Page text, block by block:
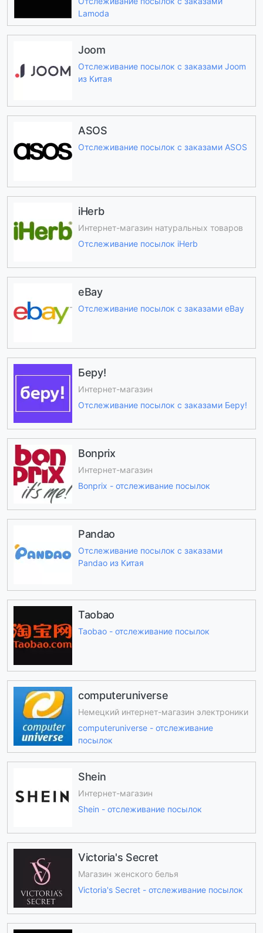
Lamoda
Joom
Отслеживание посылок с заказами Joom
из Китая
ASOS
Отслеживание посылок с заказами ASOS
iHerb
Интернет-магазин натуральных товаров
Отслеживание посылок iHerb
eBay
Отслеживание посылок с заказами eBay
Беру!
Интернет-магазин
Отслеживание посылок с заказами Беру!
Bonprix
Интернет-магазин
Bonprix - отслеживание посылок
Pandao
Отслеживание посылок с заказами
Pandao из Китая
Taobao
Taobao - отслеживание посылок
computeruniverse
Немецкий интернет-магазин электроники
computeruniverse - отслеживание
посылок
Shein
Интернет-магазин
Shein - отслеживание посылок
Victoria's Secret
Магазин женского белья
Victoria's Secret - отслеживание посылок